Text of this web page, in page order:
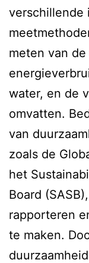
verschillende
meten van
water, en de
omvatten.
van
zoals de
het
Board
rapporteren
te maken.